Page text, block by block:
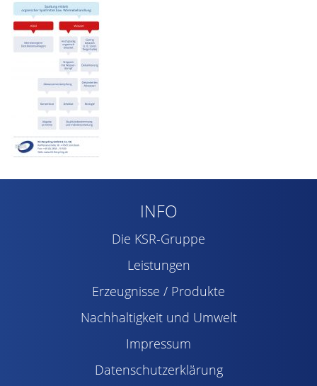
INFO
Die KSR-Gruppe
Leistungen
Erzeugnisse / Produkte
Nachhaltigkeit und Umwelt
Impressum
Datenschutzerklärung